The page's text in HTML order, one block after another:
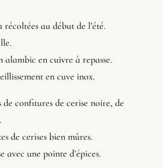
au début de l’été.
en cuivre à repasse.
en cuve inox.
de confitures de cerise noire, de
de cerises bien mûres.
avec une pointe d’épices.